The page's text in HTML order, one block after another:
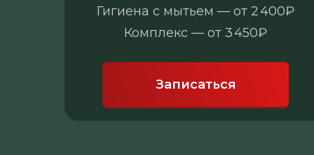
Гигиена с мытьем — от 2 400₽
Комплекс — от 3 450₽
Записаться